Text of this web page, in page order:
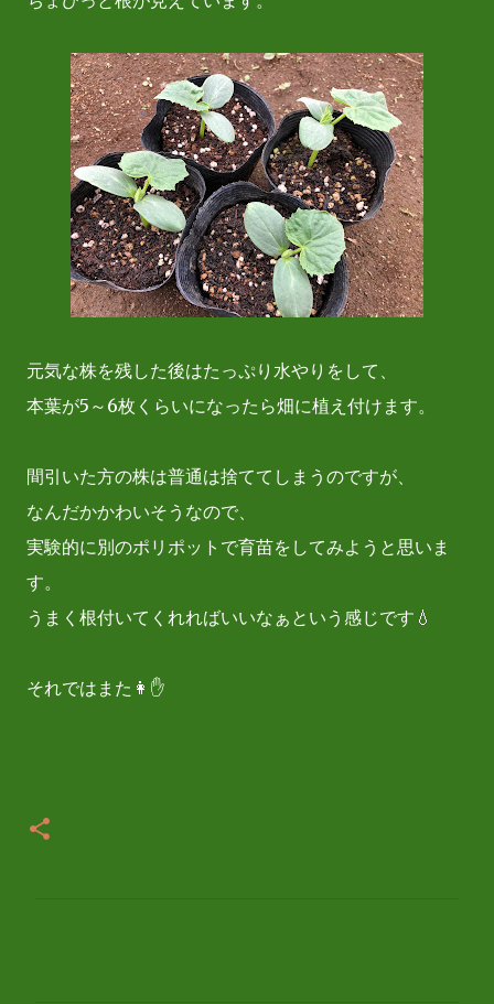
元気な株を残した後はたっぷり水やりをして、
本葉が5～6枚くらいになったら畑に植え付けます。
間引いた方の株は普通は捨ててしまうのですが、
なんだかかわいそうなので、
実験的に別のポリポットで育苗をしてみようと思いま
す。
うまく根付いてくれればいいなぁという感じです💧
それではまた👩✋